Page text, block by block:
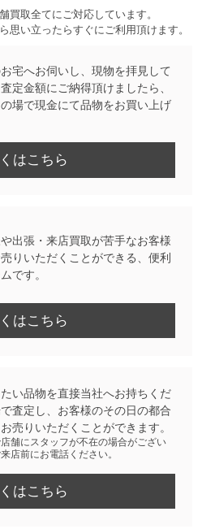
買取全てにご対応しています。
思い立ったらすぐにご利用頂けます。
宅へお伺いし、現物を拝見して
定金額にご納得頂けましたら、
場で現金にて品物をお買い上げ
はこちら
出張・来店買取が苦手なお客様
りいただくことができる、便利
です。
はこちら
い品物を直接当社へお持ちくだ
査定し、お客様のその日の都合
売りいただくことができます。
舗にスタッフが不在の場合がござい
店前にお電話ください。
はこちら